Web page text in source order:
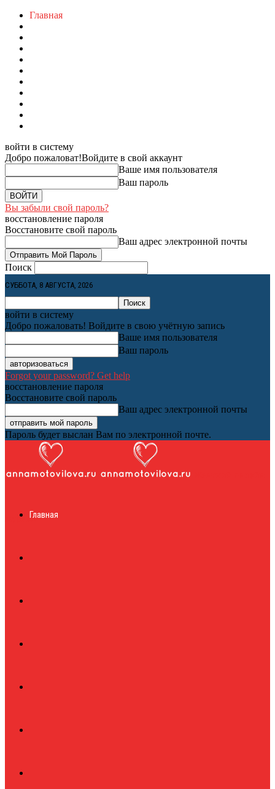
Главная
войти в систему
Добро пожаловат!Войдите в свой аккаунт
Ваше имя пользователя
Ваш пароль
Вы забыли свой пароль?
восстановление пароля
Восстановите свой пароль
Ваш адрес электронной почты
Поиск
СУББОТА, 8 АВГУСТА, 2026
войти в систему
Добро пожаловать! Войдите в свою учётную запись
Ваше имя пользователя
Ваш пароль
Forgot your password? Get help
восстановление пароля
Восстановите свой пароль
Ваш адрес электронной почты
Пароль будет выслан Вам по электронной почте.
журналГлавная